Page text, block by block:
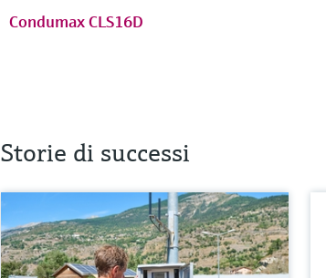
Condumax CLS16D
Storie di successi